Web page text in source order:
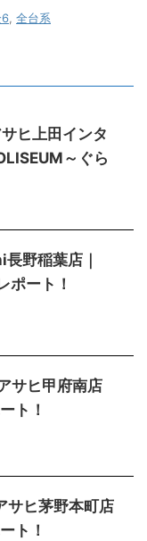
6 全台系
ヒ上田インタ
～ぐら
野稲葉店｜
ポート！
サヒ甲府南店
ト！
サヒ茅野本町店
ト！